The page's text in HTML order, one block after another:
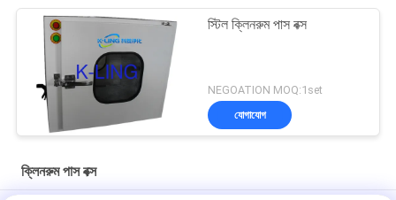
স্টিল ক্লিনরুম পাস বক্স
NEGOATION MOQ:1set
যোগাযোগ
ক্লিনরুম পাস বক্স